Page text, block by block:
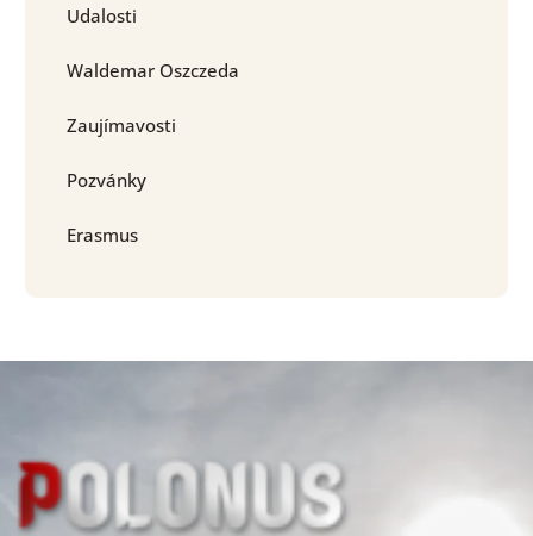
Udalosti
Waldemar Oszczeda
Zaujímavosti
Pozvánky
Erasmus